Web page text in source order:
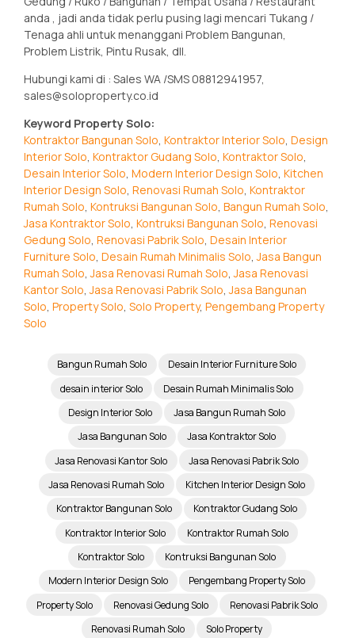
anda , jadi anda tidak perlu pusing lagi mencari Tukang /
Tenaga ahli untuk menanggani Problem Bangunan,
Problem Listrik, Pintu Rusak, dll.
Hubungi kami di : Sales WA /SMS 08812941957,
sales@soloproperty.co.id
Keyword Property Solo:
Kontraktor Bangunan Solo Kontraktor Interior Solo Design
Interior Solo Kontraktor Gudang Solo Kontraktor Solo
Desain Interior Solo Modern Interior Design Solo Kitchen
Interior Design Solo Renovasi Rumah Solo Kontraktor
Rumah Solo Kontruksi Bangunan Solo Bangun Rumah Solo
Jasa Kontraktor Solo Kontruksi Bangunan Solo Renovasi
Gedung Solo Renovasi Pabrik Solo Desain Interior
Furniture Solo Desain Rumah Minimalis Solo ,Jasa Bangun
Rumah Solo Jasa Renovasi Rumah Solo ,Jasa Renovasi
Kantor Solo ,Jasa Renovasi Pabrik Solo ,Jasa Bangunan
Solo Property Solo Solo Property, Pengembang Property
Solo
Bangun Rumah Solo
Desain Interior Furniture Solo
desain interior Solo
Desain Rumah Minimalis Solo
Design Interior Solo
Jasa Bangun Rumah Solo
Jasa Bangunan Solo
Jasa Kontraktor Solo
Jasa Renovasi Kantor Solo
Jasa Renovasi Pabrik Solo
Jasa Renovasi Rumah Solo
Kitchen Interior Design Solo
Kontraktor Bangunan Solo
Kontraktor Gudang Solo
Kontraktor Interior Solo
Kontraktor Rumah Solo
Kontraktor Solo
Kontruksi Bangunan Solo
Modern Interior Design Solo
Pengembang Property Solo
Property Solo
Renovasi Gedung Solo
Renovasi Pabrik Solo
Renovasi Rumah Solo
Solo Property